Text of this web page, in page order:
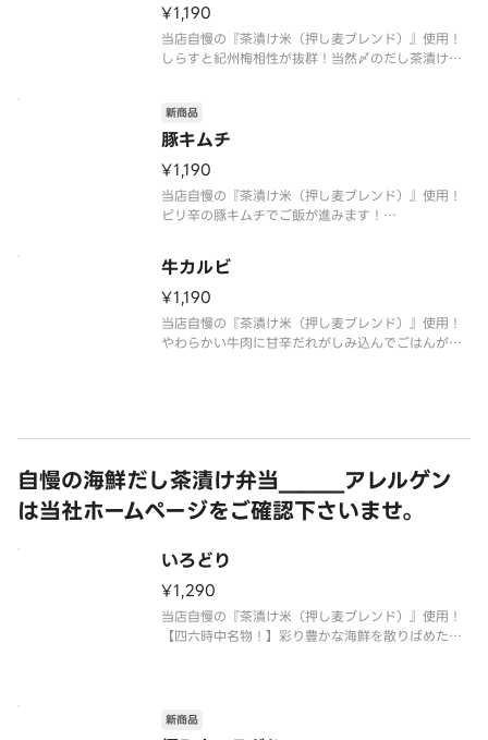
¥1,190
当店自慢の『茶漬け米（押し麦ブレンド）』使用！
しらすと紀州梅相性が抜群！当然〆のだし茶漬けに
※お好みたれ・おだし・薬味付き
豚キムチ
新商品
¥1,190
当店自慢の『茶漬け米（押し麦ブレンド）』使用！
ピリ辛の豚キムチでご飯が進みます！
※おだし、薬味付き
牛カルビ
¥1,190
当店自慢の『茶漬け米（押し麦ブレンド）』使用！
やわらかい牛肉に甘辛だれがしみ込んでごはんが進
自慢の海鮮だし茶漬け弁当＿＿＿アレルゲン
は当社ホームページをご確認下さいませ。
いろどり
¥1,290
当店自慢の『茶漬け米（押し麦ブレンド）』使用！
【四六時中名物！】彩り豊かな海鮮を散りばめたお
※お好みたれ・おだし・薬味付き
新商品